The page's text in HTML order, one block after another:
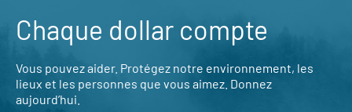
Chaque dollar compte
Vous pouvez aider. Protégez notre environnement, les
lieux et les personnes que vous aimez. Donnez
aujourd’hui.